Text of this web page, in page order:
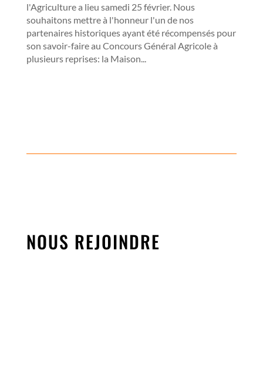
l'Agriculture a lieu samedi 25 février. Nous
souhaitons mettre à l'honneur l'un de nos
partenaires historiques ayant été récompensés pour
son savoir-faire au Concours Général Agricole à
plusieurs reprises: la Maison...
NOUS REJOINDRE